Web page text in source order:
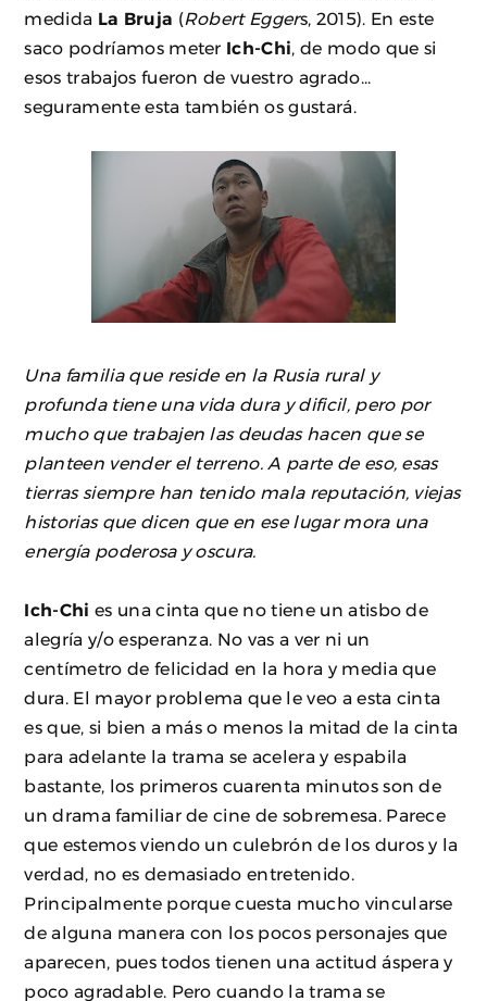
medida La Bruja (Robert Eggers, 2015). En este
saco podríamos meter Ich-Chi , de modo que si
esos trabajos fueron de vuestro agrado...
seguramente esta también os gustará.
Una familia que reside en la Rusia rural y
profunda tiene una vida dura y dificil, pero por
mucho que trabajen las deudas hacen que se
planteen vender el terreno. A parte de eso, esas
tierras siempre han tenido mala reputación, viejas
historias que dicen que en ese lugar mora una
energía poderosa y oscura.
Ich-Chi es una cinta que no tiene un atisbo de
alegría y/o esperanza. No vas a ver ni un
centímetro de felicidad en la hora y media que
dura. El mayor problema que le veo a esta cinta
es que, si bien a más o menos la mitad de la cinta
para adelante la trama se acelera y espabila
bastante, los primeros cuarenta minutos son de
un drama familiar de cine de sobremesa. Parece
que estemos viendo un culebrón de los duros y la
verdad, no es demasiado entretenido.
Principalmente porque cuesta mucho vincularse
de alguna manera con los pocos personajes que
aparecen, pues todos tienen una actitud áspera y
poco agradable. Pero cuando la trama se